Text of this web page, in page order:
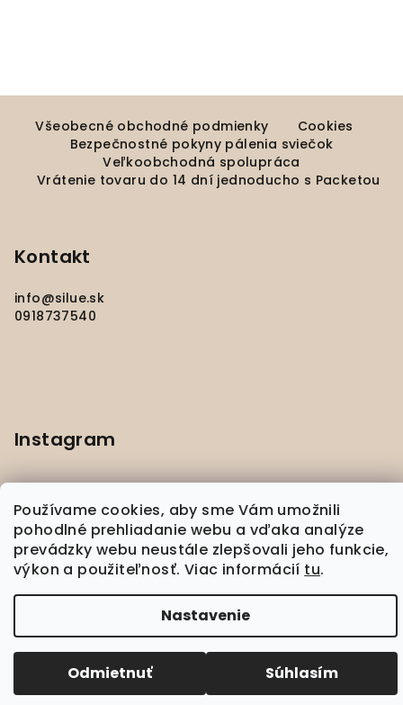
Používame cookies, aby sme Vám umožnili
pohodlné prehliadanie webu a vďaka analýze
prevádzky webu neustále zlepšovali jeho funkcie,
výkon a použiteľnosť. Viac informácií tu.
Nastavenie
Odmietnuť Súhlasím
Všeobecné obchodné podmienky
Cookies
Bezpečnostné pokyny pálenia sviečok
Veľkoobchodná spolupráca
Vrátenie tovaru do 14 dní jednoducho s Packetou
Kontakt
info@silue.sk
0918737540
Instagram
Sledovať na Instagrame
silué. Všetky práva vyhradené.
Upraviť nastavenie cookies
Vytvoril Shoptet